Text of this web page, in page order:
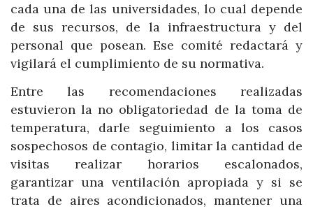
cada una de las universidades, lo cual depende
de sus recursos, de la infraestructura y del
personal que posean. Ese comité redactará y
vigilará el cumplimiento de su normativa.
Entre las recomendaciones realizadas
estuvieron la no obligatoriedad de la toma de
temperatura, darle seguimiento a los casos
sospechosos de contagio, limitar la cantidad de
visitas realizar horarios escalonados,
garantizar una ventilación apropiada y si se
trata de aires acondicionados, mantener una